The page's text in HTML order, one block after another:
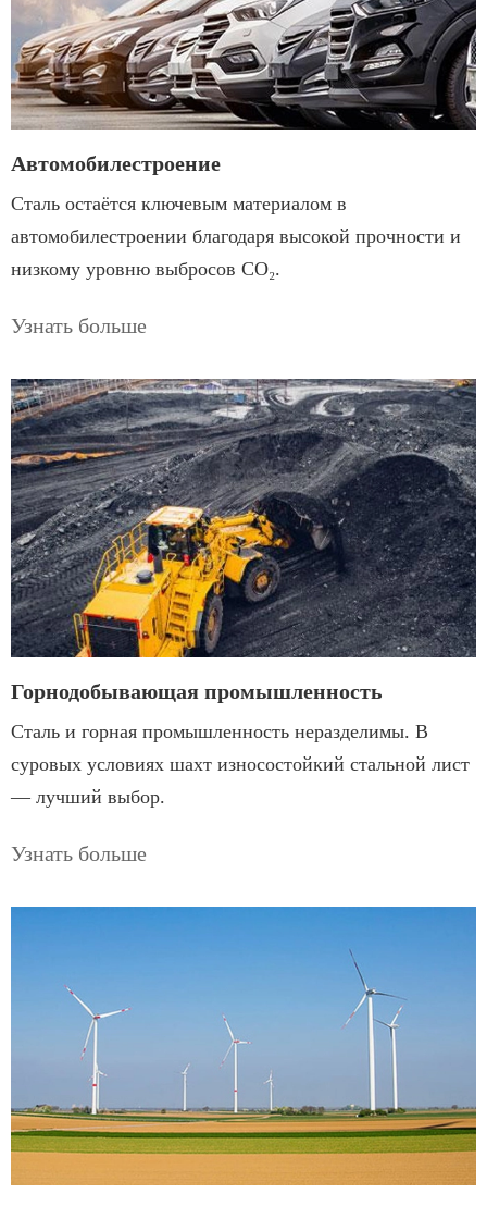
Автомобилестроение
Сталь остаётся ключевым материалом в
автомобилестроении благодаря высокой прочности и
низкому уровню выбросов CO₂.
Узнать больше
Горнодобывающая промышленность
Сталь и горная промышленность неразделимы. В
суровых условиях шахт износостойкий стальной лист
— лучший выбор.
Узнать больше